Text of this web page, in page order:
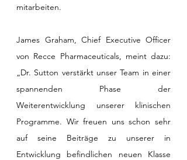
mitarbeiten.
James Graham, Chief Executive Officer
von Recce Pharmaceuticals, meint dazu:
„Dr. Sutton verstärkt unser Team in einer
spannenden Phase der
Weiterentwicklung unserer klinischen
Programme. Wir freuen uns schon sehr
auf seine Beiträge zu unserer in
Entwicklung befindlichen neuen Klasse